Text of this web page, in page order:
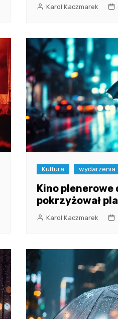
Karol Kaczmarek
Kultura wydarzenia
Kino plenerowe
pokrzyżował
Karol Kaczmarek